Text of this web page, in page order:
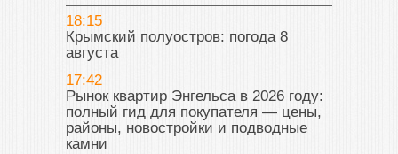
18:15
Крымский полуостров: погода 8
августа
17:42
Рынок квартир Энгельса в 2026 году:
полный гид для покупателя — цены,
районы, новостройки и подводные
камни